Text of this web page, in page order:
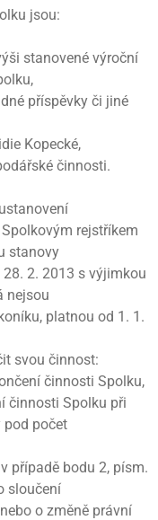
jsou:
stanovené výroční
příspěvky či jiné
Kopecké,
činnosti.
rejstříkem
stanovy
2. 2013 s výjimkou
nejsou
platnou od 1. 1.
svou činnost:
činnosti Spolku,
činnosti Spolku při
pod počet
případě bodu 2, písm.
sloučení
o změně právní